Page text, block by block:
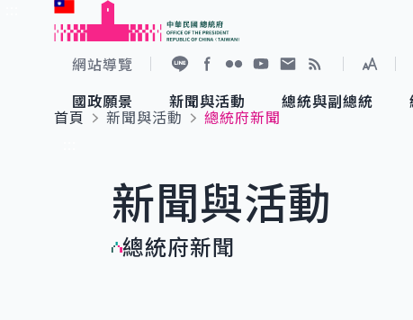
跳到主要內容
網站導覽
展開字
國政願景
國家氣候變遷對策委員會
重要談話
新聞與活動
總統府新聞
影音頻道
總統與副總統
賴清德總統
參觀資訊
首頁
新聞與活動
總統府新聞
新聞與活動
總統府新聞